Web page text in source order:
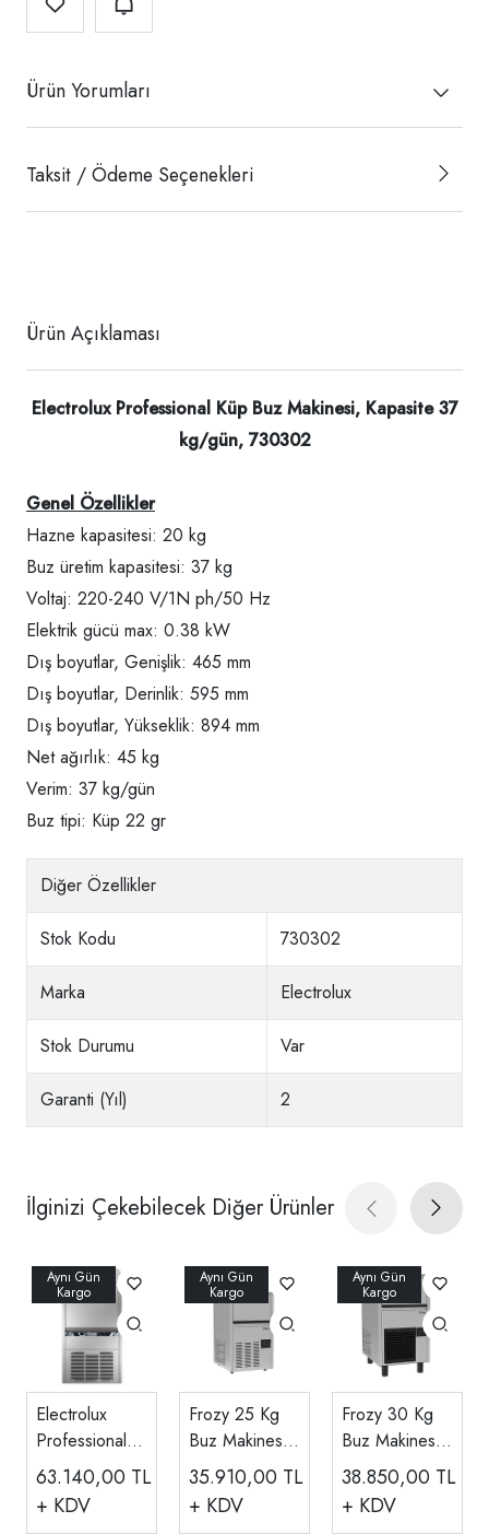
Ürün Yorumları
Taksit / Ödeme Seçenekleri
Ürün Açıklaması
Electrolux Professional Küp Buz Makinesi, Kapasite 37
kg/gün, 730302
Genel Özellikler
Hazne kapasitesi: 20 kg
Buz üretim kapasitesi: 37 kg
Voltaj: 220-240 V/1N ph/50 Hz
Elektrik gücü max: 0.38 kW
Dış boyutlar, Genişlik: 465 mm
Dış boyutlar, Derinlik: 595 mm
Dış boyutlar, Yükseklik: 894 mm
Net ağırlık: 45 kg
Verim: 37 kg/gün
Buz tipi: Küp 22 gr
Diğer Özellikler
Stok Kodu 730302
Marka Electrolux
Stok Durumu Var
Garanti (Yıl) 2
İlginizi Çekebilecek Diğer Ürünler
Electrolux
Professional
Küp Buz
Makinesi, 22
Kg/gün
63.140,00 TL
+ KDV
Frozy 25 Kg
Buz Makinesi
22 Kg/gün FR-
25
35.910,00 TL
+ KDV
Frozy 30 Kg
Buz Makinesi
27 Kg/gün FR-
30
38.850,00 TL
+ KDV